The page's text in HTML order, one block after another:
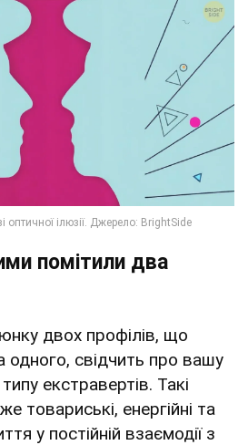
помітили два
двох профілів, що
одного, свідчить про вашу
екстравертів. Такі
товариські, енергійні та
у постійній взаємодії з